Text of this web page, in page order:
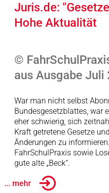
Juris.de:
Hohe Aktualität
©
aus Ausgabe Juli
War man nicht selbst
Bundesgesetzblattes, war
eher schwierig, sich
Kraft getretene Gesetze
Änderungen zu
FahrSchulPraxis sowie
gute alte „Beck“.
... mehr